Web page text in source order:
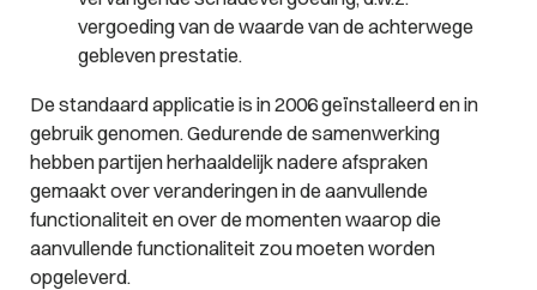
vergoeding van de waarde van de achterwege
gebleven prestatie.
De standaard applicatie is in 2006 geïnstalleerd en in
gebruik genomen. Gedurende de samenwerking
hebben partijen herhaaldelijk nadere afspraken
gemaakt over veranderingen in de aanvullende
functionaliteit en over de momenten waarop die
aanvullende functionaliteit zou moeten worden
opgeleverd.